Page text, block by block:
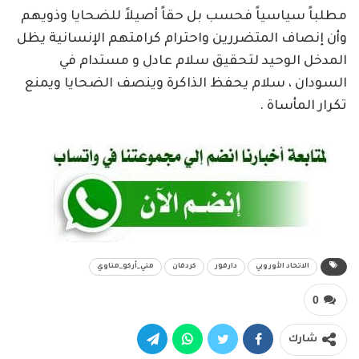
مطلباً سياسياً فحسب بل حقاً أصيلاً للضحايا وذويهم
وأن إنصاف المتضررين واحترام كرامتهم الإنسانية يظل
المدخل الوحيد لتحقيق سلام عادل و مستدام في
السودان ، سلام يحفظ الذاكرة وينصف الضحايا ويمنع
تكرار المأساة .
الاتحاد الأوروبي دارفور كردفان مني_أركو_مناوي
0
شارك